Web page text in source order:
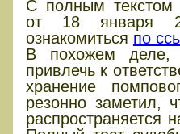
С полным текстом
от 18 января
ознакомиться по
В похожем деле,
привлечь к
хранение
резонно заметил,
распространяется